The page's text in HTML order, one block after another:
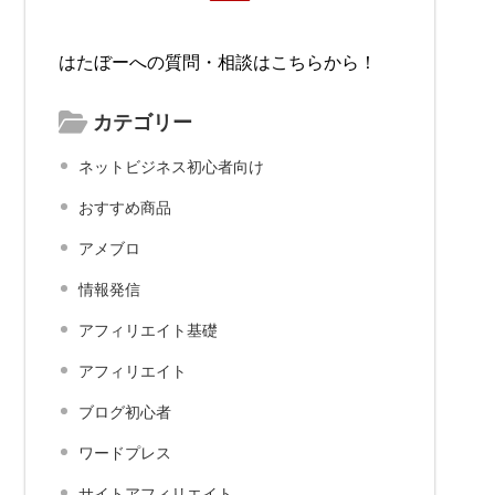
はたぼーへの質問・相談はこちらから！
カテゴリー
ネットビジネス初心者向け
おすすめ商品
アメブロ
情報発信
アフィリエイト基礎
アフィリエイト
ブログ初心者
ワードプレス